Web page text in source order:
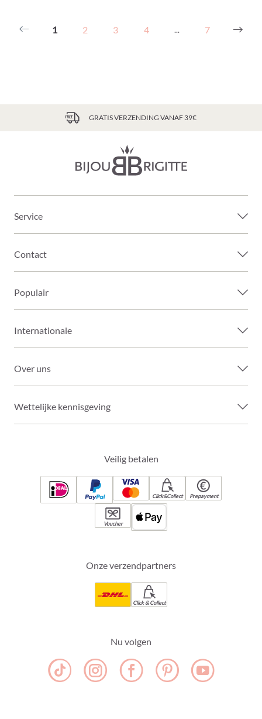
1 2 3 4 ... 7
GRATIS VERZENDING VANAF 39€
Service
Contact
Populair
Internationale
Over uns
Wettelijke kennisgeving
Veilig betalen
Click&Collect Prepayment
Voucher
Onze verzendpartners
Click & Collect
Nu volgen